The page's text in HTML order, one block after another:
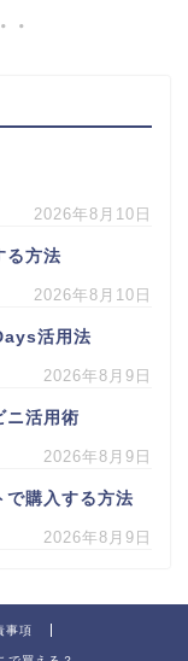
2026年8月10日
る方法
2026年8月10日
活用法
2026年8月9日
ニ活用術
2026年8月9日
で購入する方法
2026年8月9日
事項